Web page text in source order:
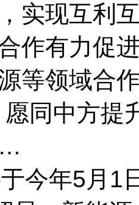
实现互利
作有力促
等领域合
愿同中方提
今年5月1